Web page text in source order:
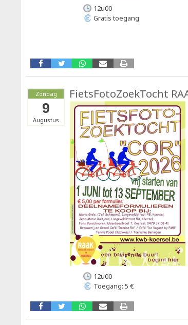
12u00
Gratis toegang
Zondag
9
Augustus
FietsFotoZoekTocht
12u00
Toegang: 5 €